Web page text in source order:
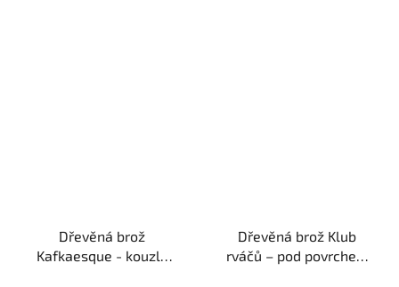
Dřevěná brož
Kafkaesque - kouzlo
Dřevěná brož Klub
rváčů – pod povrchem